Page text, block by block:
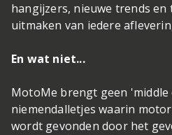
hangijzers, nieuwe trends en
uitmaken van iedere
En wat niet...
MotoMe brengt geen
niemendalletjes waarin
wordt gevonden door het